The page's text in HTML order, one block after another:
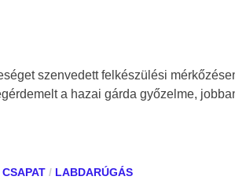
szenvedett felkészülési
a hazai gárda győzelme,
/ LABDARÚGÁS